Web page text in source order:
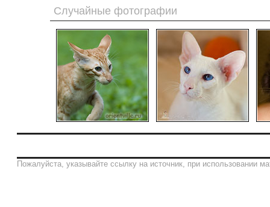
Случайные фотографии
Пожалуйста, указывайте ссылку на источник, при использовании